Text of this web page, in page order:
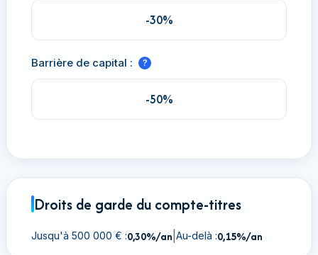
-30%
Barrière de capital : ?
-50%
Droits de garde du compte-titres
Jusqu'à 500 000 € :0,30%/an Au-delà :0,15%/an